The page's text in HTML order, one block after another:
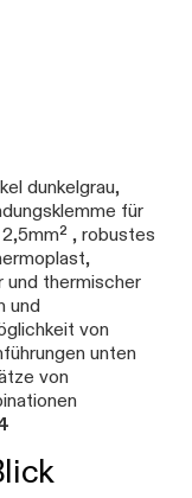
dunkelgrau,
für
, robustes
thermischer
und
von
unten
von